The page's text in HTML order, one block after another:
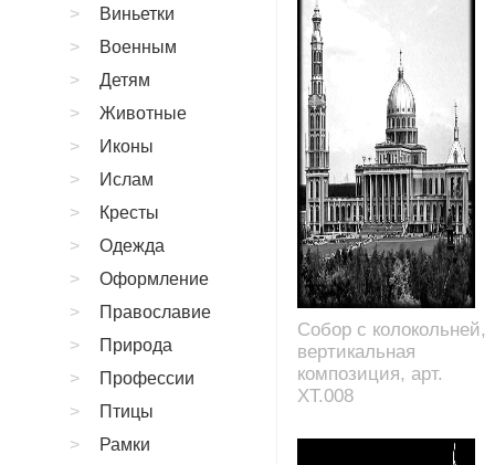
Собор с колокольней,
вертикальная
композиция, арт.
XT.008
Виньетки
Военным
Детям
Животные
Иконы
Ислам
Кресты
Одежда
Оформление
Православие
Природа
Профессии
Птицы
Рамки